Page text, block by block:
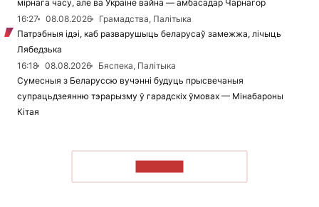
мірнага часу, але ва Украіне вайна — амбасадар Чарнагор
16:27
08.08.2026
Грамадства, Палітыка
Патрэбныя ідэі, каб разварушыць беларусаў замежжа, лічыць
Лябедзька
16:18
08.08.2026
Бяспека, Палітыка
Сумесныя з Беларуссю вучэнні будуць прысвечаныя
супрацьдзеянню тэрарызму ў гарадскіх ўмовах — Мінабароны
Кітая